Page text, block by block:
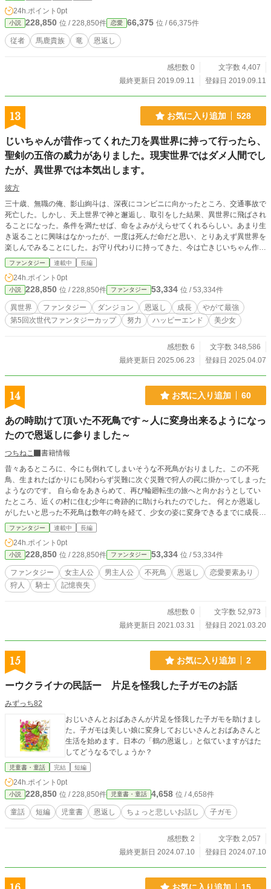
24h.ポイント 0pt
小説 228,850 位 / 228,850件 恋愛 66,375 位 / 66,375件
従者 馬鹿貴族 竜 恩返し
感想数 0
文字数 4,407
最終更新日 2019.09.11
登録日 2019.09.11
13 お気に入り追加 528
じいちゃんが昔作ってくれた刀を異世界に持って行ったら、
聖剣の五倍の威力がありました。現実世界ではダメ人間でし
たが、異世界では本気出します。
彼方
三十歳、無職の俺、影山絢斗は、深夜にコンビニに向かったところ、交通事故で
死亡した。しかし、天上世界で神と邂逅し、取引をした結果、異世界に飛ばされ
ることになった。条件を満たせば、命をよみがえらせてくれるらしい。あまり生
き返ることに興味はなかったが、一度は死んだ命だと思い、とりあえず異世界を
楽しんでみることにした。お守り代わりに持ってきた、今は亡きじいちゃん作の
木刀を振ってみたところ、すごい技が飛び出した。武器屋の店主に見せたら世界
最強とされる聖剣の五倍の威力があることがわかった。俺は今度こそじいちゃん
が期待してくれていたような人間になることを決め、努力を開始する。
ファンタジー 連載中 長編
24h.ポイント 0pt
小説 228,850 位 / 228,850件 ファンタジー 53,334 位 / 53,334件
異世界 ファンタジー ダンジョン 恩返し 成長
やがて最強
第5回次世代ファンタジーカップ
努力 ハッピーエンド 美少女
感想数 6
文字数 348,586
最終更新日 2025.06.23
登録日 2025.04.07
14 お気に入り追加 60
あの時助けて頂いた不死鳥です～人に変身出来るようになっ
たので恩返しに参りました～
つちねこ
書籍情報
昔々あるところに、今にも倒れてしまいそうな不死鳥がおりました。この不死
鳥、生まれたばかりにも関わらず災難に次ぐ災難で狩人の罠に掛かってしまった
ようなのです。 自ら命をあきらめて、再び輪廻転生の旅へと向かおうとしてい
たところ、近くの村に住む少年に奇跡的に助けられたのでした。 何とか恩返し
がしたいと思った不死鳥は数年の時を経て、少女の姿に変身できるまでに成長す
ると、あの時の恩を返すべく少年がいる村へとやって来たのでした。 これは不
死鳥による過剰な恩返しと、美しい少女（不死鳥）に心奪われてしまったアルト
リオの恋と成長を綴った物語です。 ブクマの準備は出来ていますか？ それで
は、はじまりはじまり。
ファンタジー 連載中 長編
24h.ポイント 0pt
小説 228,850 位 / 228,850件 ファンタジー 53,334 位 / 53,334件
ファンタジー 女主人公 男主人公 不死鳥 恩返し
恋愛要素あり
狩人
騎士 記憶喪失
感想数 0
文字数 52,973
最終更新日 2021.03.31
登録日 2021.03.20
15 お気に入り追加 2
ーウクライナの民話ー 片足を怪我した子ガモのお話
みずっち82
おじいさんとおばあさんが片足を怪我した子ガモを助けまし
た。子ガモは美しい娘に変身しておじいさんとおばあさんと
生活を始めます。日本の「鶴の恩返し」と似ていますがはた
してどうなるでしょうか？
児童書・童話 完結 短編
24h.ポイント 0pt
小説 228,850 位 / 228,850件 児童書・童話 4,658 位 / 4,658件
童話 短編 児童書 恩返し ちょっと悲しいお話し 子ガモ
感想数 2
文字数 2,057
最終更新日 2024.07.10
登録日 2024.07.10
お気に入り追加 15